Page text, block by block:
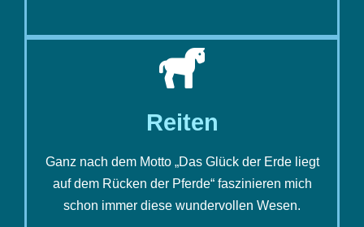
Reiten
Ganz nach dem Motto „Das Glück der Erde liegt
auf dem Rücken der Pferde“ faszinieren mich
schon immer diese wundervollen Wesen.